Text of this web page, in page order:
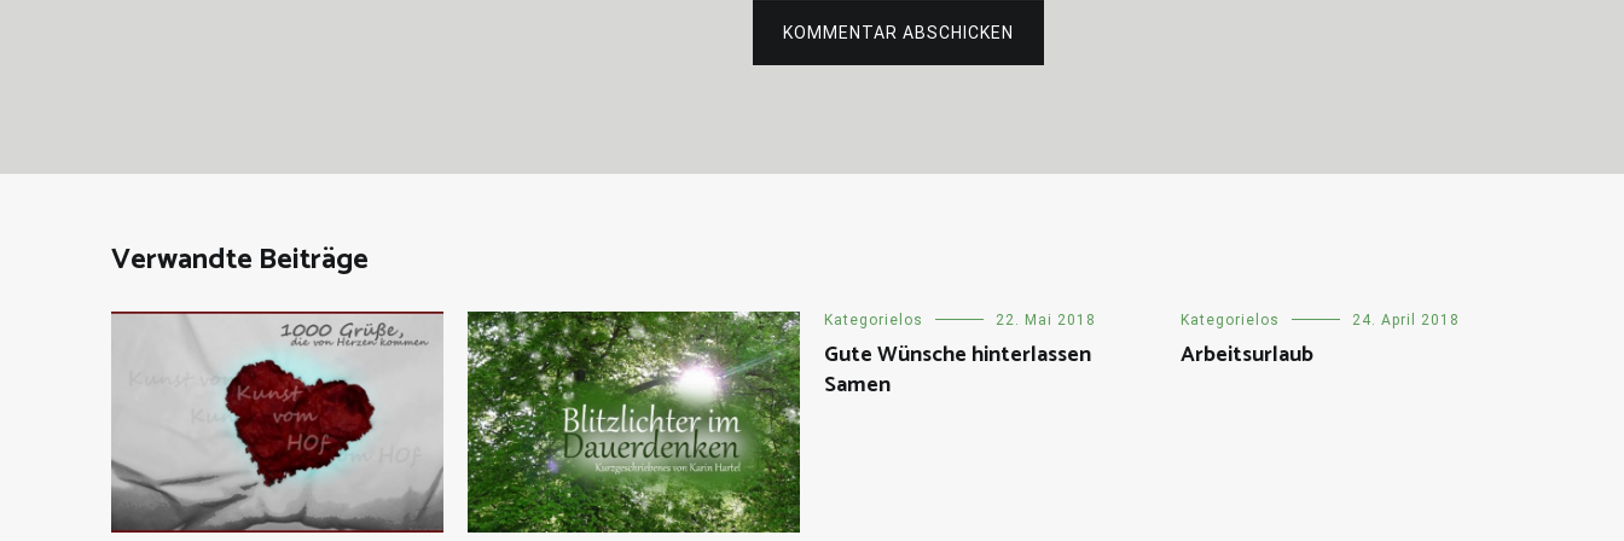
KOMMENTAR ABSCHICKEN
Verwandte Beiträge
Kategorielos 22. Mai 2018
Gute Wünsche hinterlassen
Samen
Kategorielos 24. April 2018
Arbeitsurlaub